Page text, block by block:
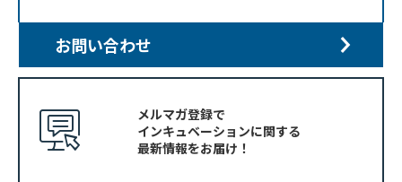
お問い合わせ
メルマガ登録で
インキュベーションに関する
最新情報をお届け！